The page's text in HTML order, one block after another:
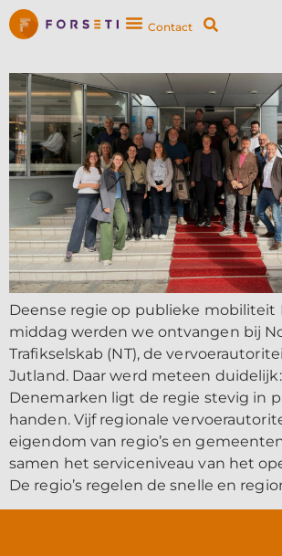
Contact
Deense regie op publieke mobiliteit
middag werden we ontvangen bij
Trafikselskab (NT), de
Jutland. Daar werd meteen
Denemarken ligt de regie stevig in
handen. Vijf regionale
eigendom van regio’s en
samen het serviceniveau van het
De regio’s regelen de snelle en